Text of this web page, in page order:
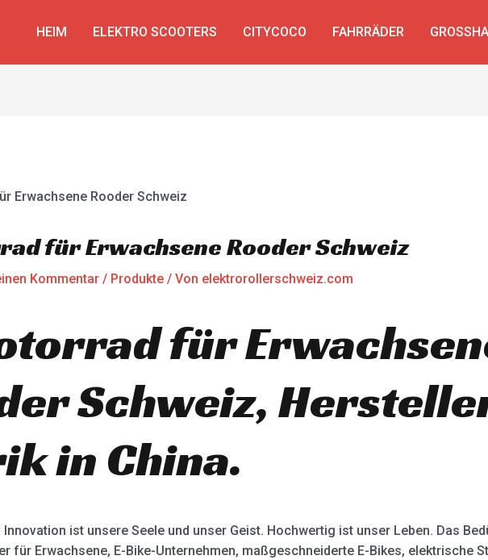
HEIM ELEKTRO SCOOTERS CITYCOCO FAHRRÄDER
für Erwachsene Rooder Schweiz
Kommentar / Produkte/ Von elektrorollerschweiz.com
für
Schweiz,
in China.
Innovation ist unsere Seele und unser Geist. Hochwertig ist unser Leben. Das
für Erwachsene, E-Bike-Unternehmen, maßgeschneiderte E-Bikes, elektrische